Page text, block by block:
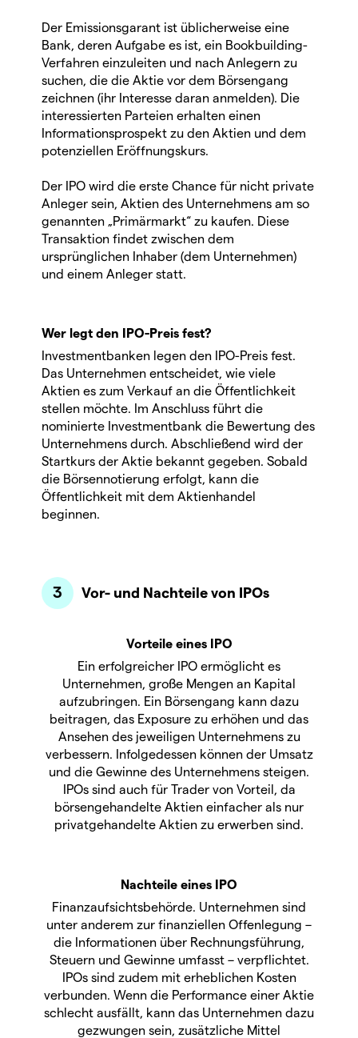
Der Emissionsgarant ist üblicherweise eine
Bank, deren Aufgabe es ist, ein Bookbuilding-
Verfahren einzuleiten und nach Anlegern zu
suchen, die die Aktie vor dem Börsengang
zeichnen (ihr Interesse daran anmelden). Die
interessierten Parteien erhalten einen
Informationsprospekt zu den Aktien und dem
potenziellen Eröffnungskurs.
Der IPO wird die erste Chance für nicht private
Anleger sein, Aktien des Unternehmens am so
genannten „Primärmarkt“ zu kaufen. Diese
Transaktion findet zwischen dem
ursprünglichen Inhaber (dem Unternehmen)
und einem Anleger statt.
Wer legt den IPO-Preis fest?
Investmentbanken legen den IPO-Preis fest.
Das Unternehmen entscheidet, wie viele
Aktien es zum Verkauf an die Öffentlichkeit
stellen möchte. Im Anschluss führt die
nominierte Investmentbank die Bewertung des
Unternehmens durch. Abschließend wird der
Startkurs der Aktie bekannt gegeben. Sobald
die Börsennotierung erfolgt, kann die
Öffentlichkeit mit dem Aktienhandel
beginnen.
Vor- und Nachteile von IPOs
Vorteile eines IPO
Ein erfolgreicher IPO ermöglicht es
Unternehmen, große Mengen an Kapital
aufzubringen. Ein Börsengang kann dazu
beitragen, das Exposure zu erhöhen und das
Ansehen des jeweiligen Unternehmens zu
verbessern. Infolgedessen können der Umsatz
und die Gewinne des Unternehmens steigen.
IPOs sind auch für Trader von Vorteil, da
börsengehandelte Aktien einfacher als nur
privatgehandelte Aktien zu erwerben sind.
Nachteile eines IPO
Finanzaufsichtsbehörde. Unternehmen sind
unter anderem zur finanziellen Offenlegung –
die Informationen über Rechnungsführung,
Steuern und Gewinne umfasst – verpflichtet.
IPOs sind zudem mit erheblichen Kosten
verbunden. Wenn die Performance einer Aktie
schlecht ausfällt, kann das Unternehmen dazu
gezwungen sein, zusätzliche Mittel